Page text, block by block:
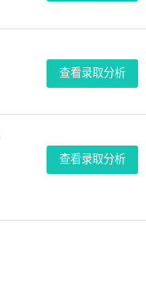
查看录取分析
查看录取分析